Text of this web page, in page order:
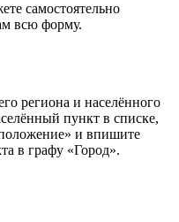
самостоятельно
всю форму.
региона и населённого
пункт в списке,
и впишите
в графу «Город».